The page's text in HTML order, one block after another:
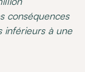
conséquences
inférieurs à une